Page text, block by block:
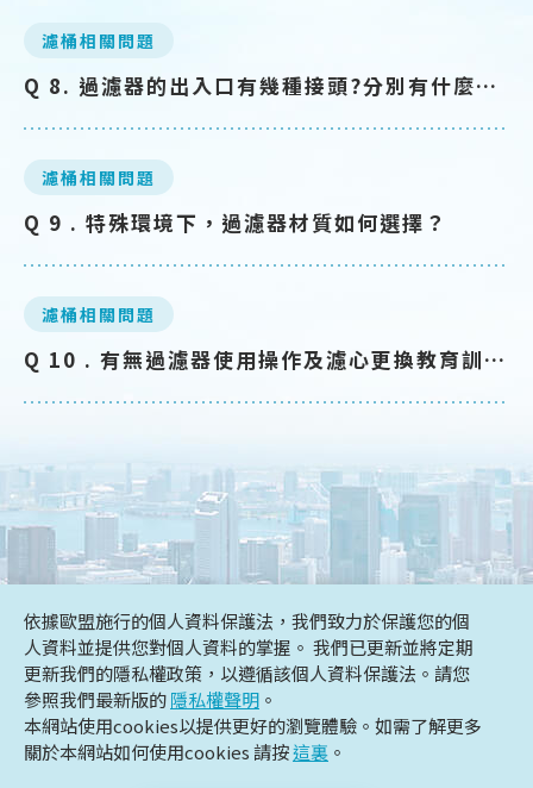
濾桶相關問題
Q 8. 過濾器的出入口有幾種接頭?分別有什麼用途？
濾桶相關問題
Q 9 . 特殊環境下，過濾器材質如何選擇？
濾桶相關問題
Q 10 . 有無過濾器使用操作及濾心更換教育訓練？
TEL +886-2-2211-8811 FAX +886-2-2211-8831
依據歐盟施行的個人資料保護法，我們致力於保護您的個
人資料並提供您對個人資料的掌握。 我們已更新並將定期
更新我們的隱私權政策，以遵循該個人資料保護法。請您
參照我們最新版的隱私權聲明 。
本網站使用cookies以提供更好的瀏覽體驗。如需了解更多
關於本網站如何使用cookies 請按這裏 。